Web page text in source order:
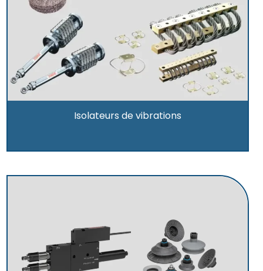
Isolateurs de vibrations